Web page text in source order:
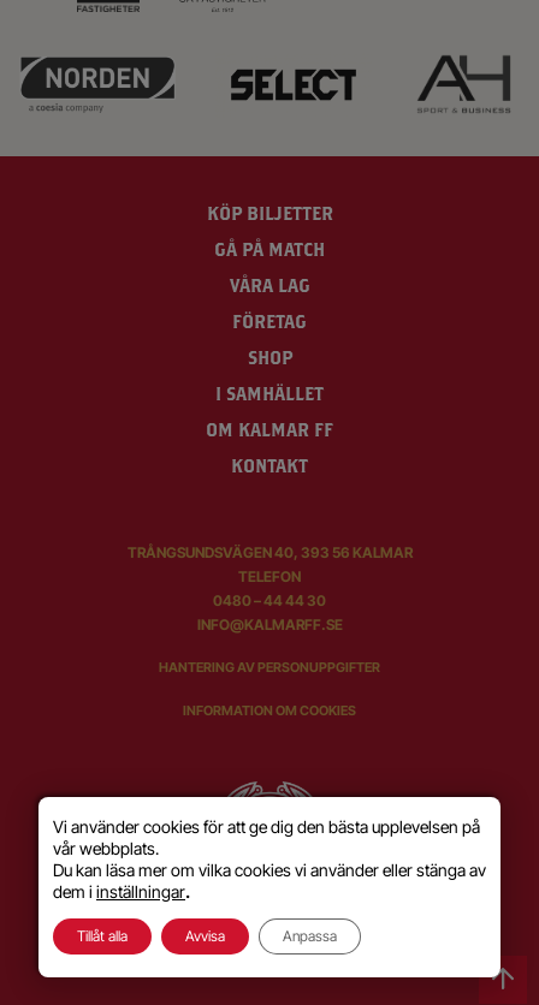
KÖP BILJETTER
GÅ PÅ MATCH
VÅRA LAG
FÖRETAG
SHOP
I SAMHÄLLET
OM KALMAR FF
KONTAKT
TRÅNGSUNDSVÄGEN 40, 393 56 KALMAR
TELEFON
0480 – 44 44 30
INFO@KALMARFF.SE
HANTERING AV PERSONUPPGIFTER
INFORMATION OM COOKIES
Vi använder cookies för att ge dig den bästa upplevelsen på
vår webbplats.
Du kan läsa mer om vilka cookies vi använder eller stänga av
dem i inställningar.
Tillåt alla Avvisa Anpassa